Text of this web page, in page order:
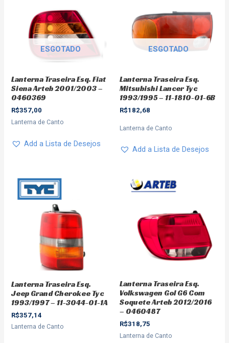
ESGOTADO
Lanterna Traseira Esq. Fiat
Siena Arteb 2001/2003 –
0460369
R$357,00
Lanterna de Canto
Add a Lista de Desejos
ESGOTADO
Lanterna Traseira Esq.
Mitsubishi Lancer Tyc
1993/1995 – 11-1810-01-6B
R$182,68
Lanterna de Canto
Add a Lista de Desejos
Lanterna Traseira Esq.
Jeep Grand Cherokee Tyc
1993/1997 – 11-3044-01-1A
R$357,14
Lanterna de Canto
Lanterna Traseira Esq.
Volkswagen Gol G6 Com
Soquete Arteb 2012/2016
– 0460487
R$318,75
Lanterna de Canto